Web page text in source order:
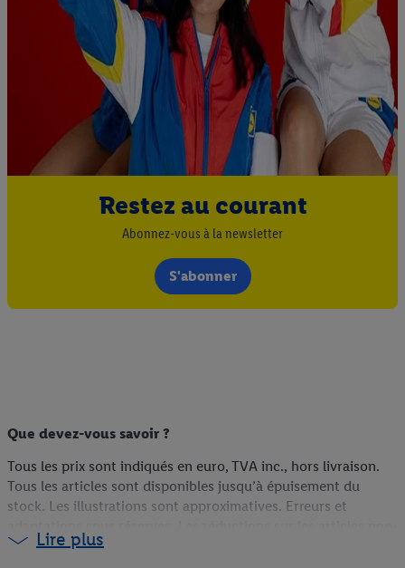
Restez au courant
Abonnez-vous à la newsletter
S'abonner
Que devez-vous savoir ?
Tous les prix sont indiqués en euro, TVA inc., hors livraison.
Tous les articles sont disponibles jusqu’à épuisement du
stock. Les illustrations sont approximatives. Erreurs et
food sont calculées sur la base du prix du webshop (s’ils sont
Lire plus
pour l’avenir dans notredéclaration relative à la protection des
.Vous trouverez les impressions ici.